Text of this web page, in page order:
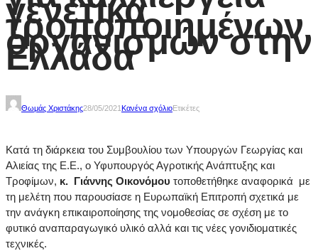
γενετικά
τροποποιημένων
οργανισμών στην
Ελλάδα
Θωμάς Χριστάκης28/05/2021 Κανένα σχόλιοΕτικέτες
Κατά τη διάρκεια του Συμβουλίου των Υπουργών Γεωργίας και
Αλιείας της Ε.Ε., ο Υφυπουργός Αγροτικής Ανάπτυξης και
Τροφίμων, κ. Γιάννης Οικονόμου τοποθετήθηκε αναφορικά με
τη μελέτη που παρουσίασε η Ευρωπαϊκή Επιτροπή σχετικά με
την ανάγκη επικαιροποίησης της νομοθεσίας σε σχέση με το
φυτικό αναπαραγωγικό υλικό αλλά και τις νέες γονιδιοματικές
τεχνικές.